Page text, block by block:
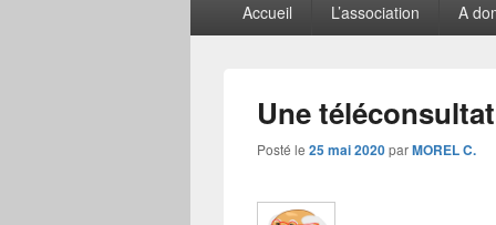
principalAccueil L’association A
Une
Posté le 25 mai 2020parMOREL C.